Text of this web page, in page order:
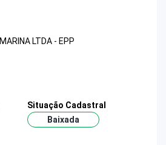
LTDA - EPP
Situação Cadastral
Baixada